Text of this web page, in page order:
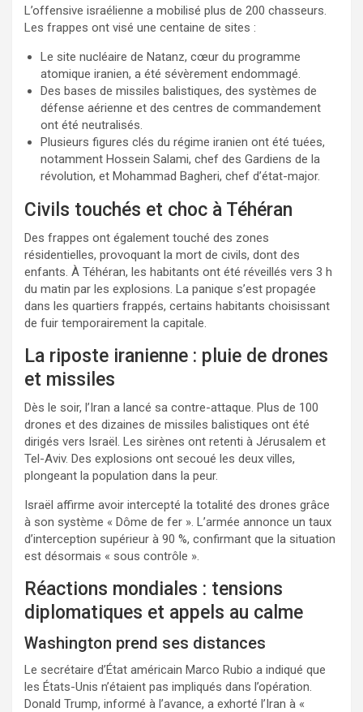
L’offensive israélienne a mobilisé plus de 200 chasseurs.
Les frappes ont visé une centaine de sites :
Le site nucléaire de Natanz, cœur du programme
atomique iranien, a été sévèrement endommagé.
Des bases de missiles balistiques, des systèmes de
défense aérienne et des centres de commandement
ont été neutralisés.
Plusieurs figures clés du régime iranien ont été tuées,
notamment Hossein Salami, chef des Gardiens de la
révolution, et Mohammad Bagheri, chef d’état-major.
Civils touchés et choc à Téhéran
Des frappes ont également touché des zones
résidentielles, provoquant la mort de civils, dont des
enfants. À Téhéran, les habitants ont été réveillés vers 3 h
du matin par les explosions. La panique s’est propagée
dans les quartiers frappés, certains habitants choisissant
de fuir temporairement la capitale.
La riposte iranienne : pluie de drones
et missiles
Dès le soir, l’Iran a lancé sa contre-attaque. Plus de 100
drones et des dizaines de missiles balistiques ont été
dirigés vers Israël. Les sirènes ont retenti à Jérusalem et
Tel-Aviv. Des explosions ont secoué les deux villes,
plongeant la population dans la peur.
Israël affirme avoir intercepté la totalité des drones grâce
à son système « Dôme de fer ». L’armée annonce un taux
d’interception supérieur à 90 %, confirmant que la situation
est désormais « sous contrôle ».
Réactions mondiales : tensions
diplomatiques et appels au calme
Washington prend ses distances
Le secrétaire d’État américain Marco Rubio a indiqué que
les États-Unis n’étaient pas impliqués dans l’opération.
Donald Trump, informé à l’avance, a exhorté l’Iran à «